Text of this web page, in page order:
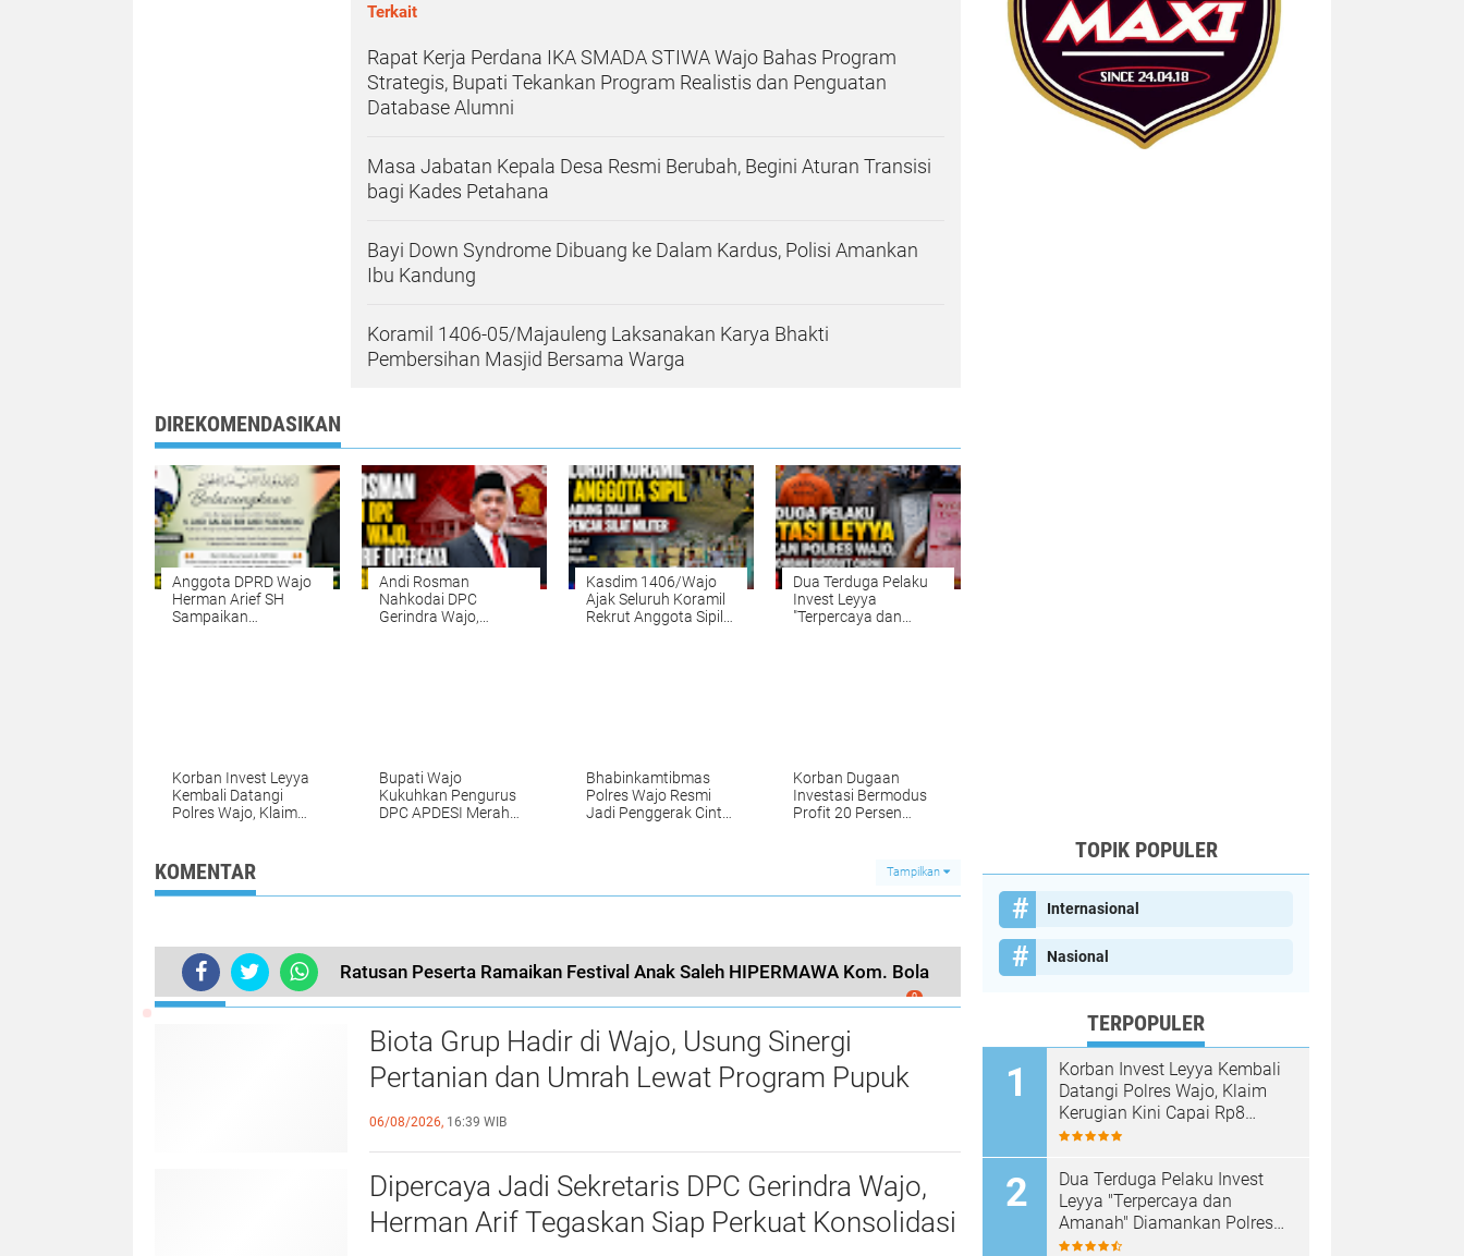
Terkait
Rapat Kerja Perdana IKA SMADA STIWA Wajo Bahas Program
Strategis, Bupati Tekankan Program Realistis dan Penguatan
Database Alumni
Masa Jabatan Kepala Desa Resmi Berubah, Begini Aturan Transisi
bagi Kades Petahana
Bayi Down Syndrome Dibuang ke Dalam Kardus, Polisi Amankan
Ibu Kandung
Koramil 1406-05/Majauleng Laksanakan Karya Bhakti
Pembersihan Masjid Bersama Warga
DIREKOMENDASIKAN
Anggota DPRD Wajo
Herman Arief SH
Sampaikan
Andi Rosman
Nahkodai DPC
Gerindra Wajo,
Kasdim 1406/Wajo
Ajak Seluruh Koramil
Rekrut Anggota Sipil
Dua Terduga Pelaku
Invest Leyya
"Terpercaya dan
Korban Invest Leyya
Kembali Datangi
Polres Wajo, Klaim
Penyidikan
Dituntaskan
Bupati Wajo
Kukuhkan Pengurus
DPC APDESI Merah
Bhabinkamtibmas
Polres Wajo Resmi
Jadi Penggerak Cinta
Korban Dugaan
Investasi Bermodus
Profit 20 Persen
Penanganan Kasus
KOMENTAR Tampilkan
Ratusan Peserta Ramaikan Festival Anak Saleh HIPERMAWA Kom. Bola
0
TERKINI
Biota Grup Hadir di Wajo, Usung Sinergi
Pertanian dan Umrah Lewat Program Pupuk
Berhadiah DP Umrah
06/08/2026, 16:39 WIB
Dipercaya Jadi Sekretaris DPC Gerindra Wajo,
Herman Arif Tegaskan Siap Perkuat Konsolidasi
TOPIK POPULER
Internasional
Nasional
TERPOPULER
Korban Invest Leyya Kembali
Datangi Polres Wajo, Klaim
Kerugian Kini Capai Rp8
Miliar, Minta Penyidikan
Dua Terduga Pelaku Invest
Leyya "Terpercaya dan
Amanah" Diamankan Polres
Wajo, Kerugian Korban